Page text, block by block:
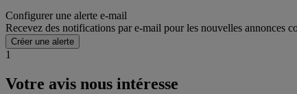
Configurer une alerte e-mail
Recevez des notifications par e-mail pour les nouvelles annonces
Créer une alerte
1
Votre avis nous intéresse